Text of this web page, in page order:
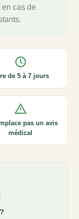
cas de
de 5 à 7 jours
pas un avis
médical